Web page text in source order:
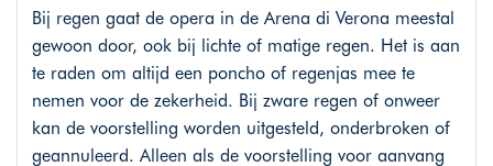
Bij regen gaat de opera in de Arena di Verona meestal
gewoon door, ook bij lichte of matige regen. Het is aan
te raden om altijd een poncho of regenjas mee te
nemen voor de zekerheid. Bij zware regen of onweer
kan de voorstelling worden uitgesteld, onderbroken of
geannuleerd. Alleen als de voorstelling voor aanvang